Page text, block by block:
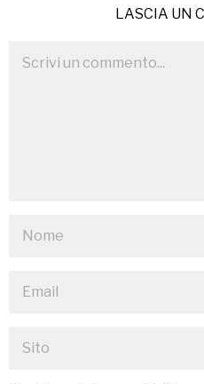
LASCIA UN